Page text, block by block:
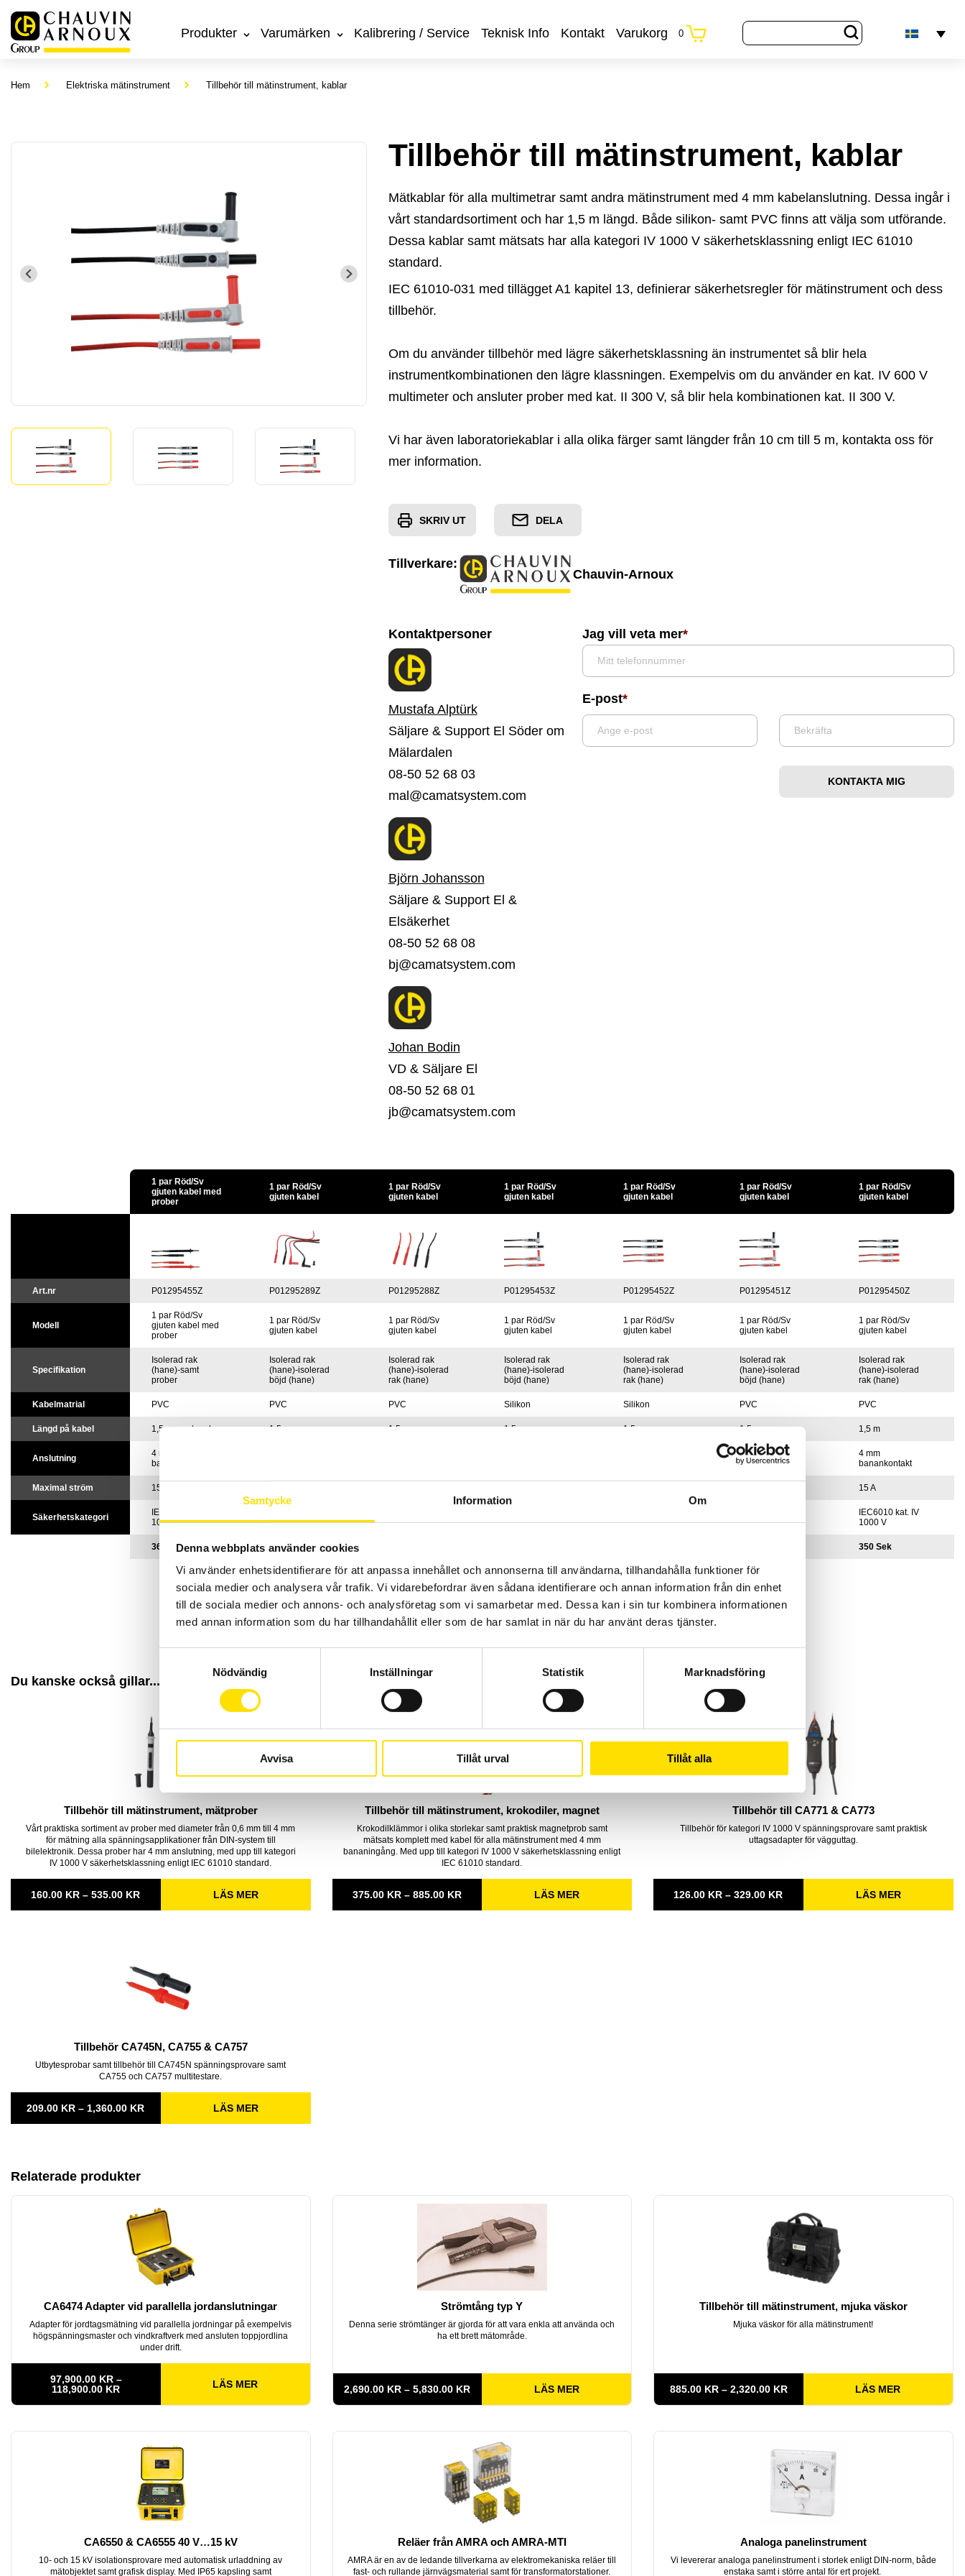
Samtycke Information Om
Denna webbplats använder cookies
Vi använder enhetsidentifierare för att anpassa innehållet och annonserna till användarna, tillhandahålla funktioner för
sociala medier och analysera vår trafik. Vi vidarebefordrar även sådana identifierare och annan information från din enhet
till de sociala medier och annons- och analysföretag som vi samarbetar med. Dessa kan i sin tur kombinera informationen
med annan information som du har tillhandahållit eller som de har samlat in när du har använt deras tjänster.
Nödvändig
Inställningar Statistik Marknadsföring
Avvisa Tillåt urval Tillåt alla
Produkter Varumärken Kalibrering / Service Teknisk Info Kontakt Varukorg 0
Hem Elektriska mätinstrument Tillbehör till mätinstrument, kablar
Tillbehör till mätinstrument, kablar
Mätkablar för alla multimetrar samt andra mätinstrument med 4 mm kabelanslutning. Dessa ingår i
vårt standardsortiment och har 1,5 m längd. Både silikon- samt PVC finns att välja som utförande.
Dessa kablar samt mätsats har allakategori IV 1000 V säkerhetsklassning enligt IEC 61010
standard.
IEC 61010-031 med tillägget A1 kapitel 13, definierar säkerhetsregler för mätinstrument och dess
tillbehör.
Om du använder tillbehör med lägre säkerhetsklassning än instrumentet så blir hela
instrumentkombinationen den lägre klassningen. Exempelvis om du använder en kat. IV 600 V
multimeter och ansluter prober med kat. II 300 V, så blir hela kombinationen kat. II 300 V.
Vi har även laboratoriekablar i alla olika färger samt längder från 10 cm till 5 m, kontakta oss för
mer information.
SKRIV UT DELA
Tillverkare:
Chauvin-Arnoux
Kontaktpersoner
Mustafa Alptürk
Säljare & Support El Söder om
Mälardalen
08-50 52 68 03
mal@camatsystem.com
Björn Johansson
Säljare & Support El &
Elsäkerhet
08-50 52 68 08
bj@camatsystem.com
Johan Bodin
VD & Säljare El
08-50 52 68 01
jb@camatsystem.com
Jag vill veta mer
E-post
Bekräfta
1 par Röd/Sv
gjuten kabel med
prober
1 par Röd/Sv
gjuten kabel
1 par Röd/Sv
gjuten kabel
1 par Röd/Sv
gjuten kabel
1 par Röd/Sv
gjuten kabel
1 par Röd/Sv
gjuten kabel
1 par Röd/Sv
gjuten kabel
Art.nr P01295455Z P01295289Z P01295288Z P01295453Z P01295452Z P01295451Z P01295450Z
Modell
1 par Röd/Sv
gjuten kabel med
prober
1 par Röd/Sv
gjuten kabel
1 par Röd/Sv
gjuten kabel
1 par Röd/Sv
gjuten kabel
1 par Röd/Sv
gjuten kabel
1 par Röd/Sv
gjuten kabel
1 par Röd/Sv
gjuten kabel
Specifikation
Isolerad rak
(hane)-samt
prober
Isolerad rak
(hane)-isolerad
böjd (hane)
Isolerad rak
(hane)-isolerad
rak (hane)
Isolerad rak
(hane)-isolerad
böjd (hane)
Isolerad rak
(hane)-isolerad
rak (hane)
Isolerad rak
(hane)-isolerad
böjd (hane)
Isolerad rak
(hane)-isolerad
rak (hane)
Kabelmatrial PVC PVC PVC Silikon Silikon PVC PVC
Längd på kabel 1,5 m samt prob 1,5 m 1,5 m 1,5 m 1,5 m 1,5 m 1,5 m
Anslutning
4 mm
banankontakt
4 mm
banankontakt
4 mm
banankontakt
Maximal ström 15 A 15 A
Säkerhetskategori
IEC6010 kat. IV
1000 V
600 / kat. III 1000 V
1000 V
1000 V
1000 V
1000 V
IEC6010 kat. IV
1000 V
360 Sek 275 Sek 350 Sek
1 par Röd/Sv gjuten kabel med prober - 360 Sek
▾
Köp
Du kanske också gillar...
Tillbehör till mätinstrument, mätprober
Vårt praktiska sortiment av prober med diameter från 0,6 mm till 4 mm
för mätning alla spänningsapplikationer från DIN-system till
bilelektronik. Dessa prober har 4 mm anslutning, med upp till kategori
IV 1000 V säkerhetsklassning enligt IEC 61010 standard.
160.00 KR – 535.00 KRPRISINTERVALL:
TILL
LÄS MER
Tillbehör till mätinstrument, krokodiler, magnet
Krokodilklämmor i olika storlekar samt praktisk magnetprob samt
mätsats komplett med kabel för alla mätinstrument med 4 mm
bananingång. Med upp till kategori IV 1000 V säkerhetsklassning enligt
IEC 61010 standard.
375.00 KR – 885.00 KRPRISINTERVALL:
TILL
LÄS MER
Tillbehör till CA771 & CA773
Tillbehör för kategori IV 1000 V spänningsprovare samt praktisk
uttagsadapter för vägguttag.
126.00 KR – 329.00 KRPRISINTERVALL:
TILL
LÄS MER
Tillbehör CA745N, CA755 & CA757
Utbytesprobar samt tillbehör till CA745N spänningsprovare samt
CA755 och CA757 multitestare.
209.00 KR – 1,360.00 KRPRISINTERVALL:
TILL
LÄS MER
Relaterade produkter
CA6474 Adapter vid parallella jordanslutningar
Adapter för jordtagsmätning vid parallella jordningar på exempelvis
högspänningsmaster och vindkraftverk med ansluten toppjordlina
under drift.
97,900.00 KR –
118,900.00 KRPRISINTERVALL:
TILL
LÄS MER
Strömtång typ Y
Denna serie strömtänger är gjorda för att vara enkla att använda och
ha ett brett mätområde.
2,690.00 KR – 5,830.00 KRPRISINTERVALL:
TILL
LÄS MER
Tillbehör till mätinstrument, mjuka väskor
Mjuka väskor för alla mätinstrument!
885.00 KR – 2,320.00 KRPRISINTERVALL:
TILL
LÄS MER
CA6550 & CA6555 40 V…15 kV
10- och 15 kV isolationsprovare med automatisk urladdning av
mätobjektet samt grafisk display. Med IP65 kapsling samt
Reläer från AMRA och AMRA-MTI
AMRA är en av de ledande tillverkarna av elektromekaniska reläer till
fast- och rullande järnvägsmaterial samt för transformatorstationer.
Analoga panelinstrument
Vi levererar analoga panelinstrument i storlek enligt DIN-norm, både
enstaka samt i större antal för ert projekt.